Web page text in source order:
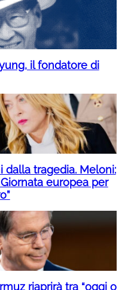
il fondatore di
dalla tragedia. Meloni:
Giornata europea per
riaprirà tra “oggi o